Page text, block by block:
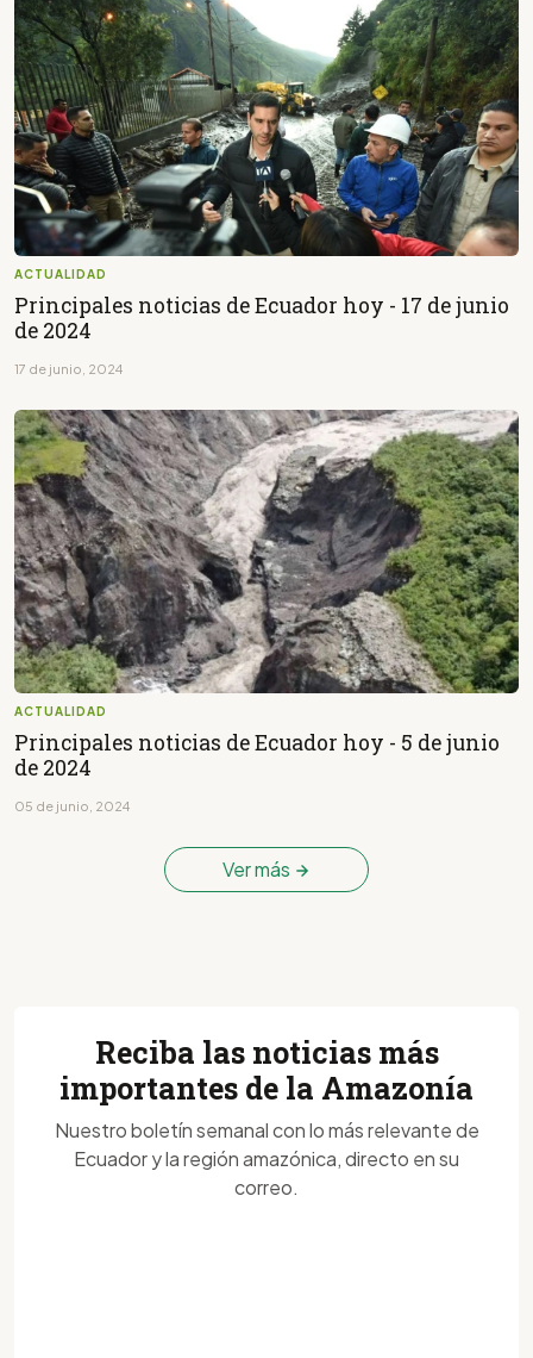
ACTUALIDAD
Principales noticias de Ecuador hoy - 17 de junio
de 2024
17 de junio, 2024
ACTUALIDAD
Principales noticias de Ecuador hoy - 5 de junio
de 2024
05 de junio, 2024
Ver más
Reciba las noticias más
importantes de la Amazonía
Nuestro boletín semanal con lo más relevante de
Ecuador y la región amazónica, directo en su
correo.